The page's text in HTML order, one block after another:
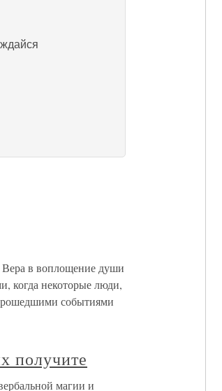
в воплощение души
когда некоторые люди,
событиями
получите
магии и